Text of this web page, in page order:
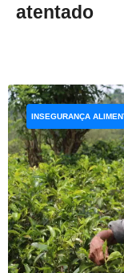
atentado
INSEGURANÇA